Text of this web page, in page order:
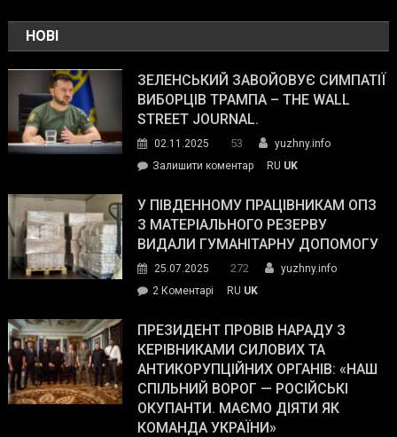
НОВІ
ЗЕЛЕНСЬКИЙ ЗАВОЙОВУЄ СИМПАТІЇ
ВИБОРЦІВ ТРАМПА – THE WALL
STREET JOURNAL.
02.11.2025 53
yuzhny.info
Залишити коментарon
завойовує
симпатії
виборців
The
Street
Journal.
RU UK
У ПІВДЕННОМУ ПРАЦІВНИКАМ ОПЗ
З МАТЕРІАЛЬНОГО РЕЗЕРВУ
ВИДАЛИ ГУМАНІТАРНУ ДОПОМОГУ
25.07.2025 272
yuzhny.info
2 Коментарі
Південному
працівникам
ОПЗ
з
матеріального
резерву
RU UK
ПРЕЗИДЕНТ ПРОВІВ НАРАДУ З
КЕРІВНИКАМИ СИЛОВИХ ТА
АНТИКОРУПЦІЙНИХ ОРГАНІВ: «НАШ
СПІЛЬНИЙ ВОРОГ — РОСІЙСЬКІ
ОКУПАНТИ. МАЄМО ДІЯТИ ЯК
КОМАНДА УКРАЇНИ»